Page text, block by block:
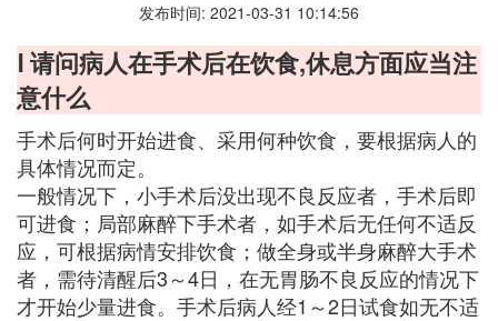
发布时间: 2021-03-31 10:14:56
Ⅰ 请问病人在手术后在饮食,休息方面应当注
意什么
手术后何时开始进食、采用何种饮食，要根据病人的
具体情况而定。
一般情况下，小手术后没出现不良反应者，手术后即
可进食；局部麻醉下手术者，如手术后无任何不适反
应，可根据病情安排饮食；做全身或半身麻醉大手术
者，需待清醒后3～4日，在无胃肠不良反应的情况下
才开始少量进食。手术后病人经1～2日试食如无不适